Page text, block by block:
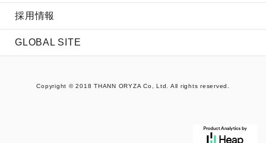
採用情報
GLOBAL SITE
Copyright © 2018 THANN ORYZA Co, Ltd. All rights reserved.